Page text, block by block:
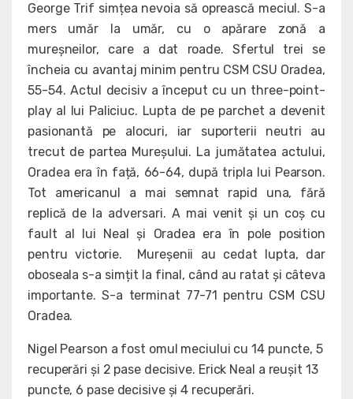
George Trif simțea nevoia să oprească meciul. S-a
mers umăr la umăr, cu o apărare zonă a
mureșneilor, care a dat roade. Sfertul trei se
încheia cu avantaj minim pentru CSM CSU Oradea,
55-54. Actul decisiv a început cu un three-point-
play al lui Paliciuc. Lupta de pe parchet a devenit
pasionantă pe alocuri, iar suporterii neutri au
trecut de partea Mureșului. La jumătatea actului,
Oradea era în față, 66-64, după tripla lui Pearson.
Tot americanul a mai semnat rapid una, fără
replică de la adversari. A mai venit și un coș cu
fault al lui Neal și Oradea era în pole position
pentru victorie. Mureșenii au cedat lupta, dar
oboseala s-a simțit la final, când au ratat și câteva
importante. S-a terminat 77-71 pentru CSM CSU
Oradea.
Nigel Pearson a fost omul meciului cu 14 puncte, 5
recuperări și 2 pase decisive. Erick Neal a reușit 13
puncte, 6 pase decisive și 4 recuperări.